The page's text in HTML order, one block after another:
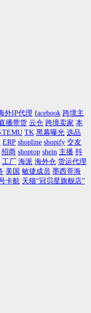
外IP代理 facebook 跨境主
播带货 云仓 跨境卖家 本
TEMU TK 黑幕曝光 选品
ERP shopline shopify 交友
招商 shoptop shein 主播 抖
工厂 海派 海外仓 货运代理
美国 敏捷成员 墨西哥海
卡航 天猫“冠贝星旗舰店”